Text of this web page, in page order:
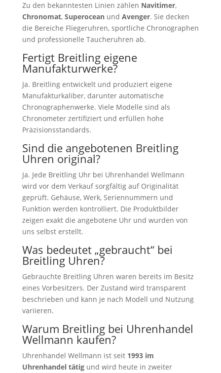
Zu den bekanntesten Linien zählen Navitimer,
Chronomat, Superoceanund Avenger. Sie decken
die Bereiche Fliegeruhren, sportliche Chronographen
und professionelle Taucheruhren ab.
Fertigt Breitling eigene
Manufakturwerke?
Ja. Breitling entwickelt und produziert eigene
Manufakturkaliber, darunter automatische
Chronographenwerke. Viele Modelle sind als
Chronometer zertifiziert und erfüllen hohe
Präzisionsstandards.
Sind die angebotenen Breitling
Uhren original?
Ja. Jede Breitling Uhr bei Uhrenhandel Wellmann
wird vor dem Verkauf sorgfältig auf Originalität
geprüft. Gehäuse, Werk, Seriennummern und
Funktion werden kontrolliert. Die Produktbilder
zeigen exakt die angebotene Uhr und wurden von
uns selbst erstellt.
Was bedeutet „gebraucht“ bei
Breitling Uhren?
Gebrauchte Breitling Uhren waren bereits im Besitz
eines Vorbesitzers. Der Zustand wird transparent
beschrieben und kann je nach Modell und Nutzung
variieren.
Warum Breitling bei Uhrenhandel
Wellmann kaufen?
Uhrenhandel Wellmann ist seit 1993 im
Uhrenhandel tätigund wird heute in zweiter